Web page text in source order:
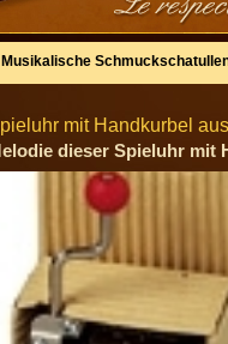
Musikalische
mit Handkurbel
dieser Spieluhr mit